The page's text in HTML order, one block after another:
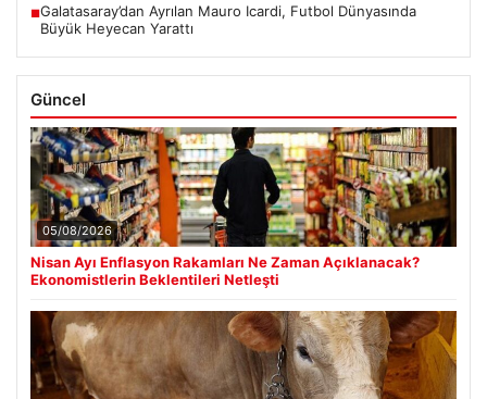
■Galatasaray’dan Ayrılan Mauro Icardi, Futbol Dünyasında
Büyük Heyecan Yarattı
Güncel
05/08/2026
Nisan Ayı Enflasyon Rakamları Ne Zaman Açıklanacak?
Ekonomistlerin Beklentileri Netleşti